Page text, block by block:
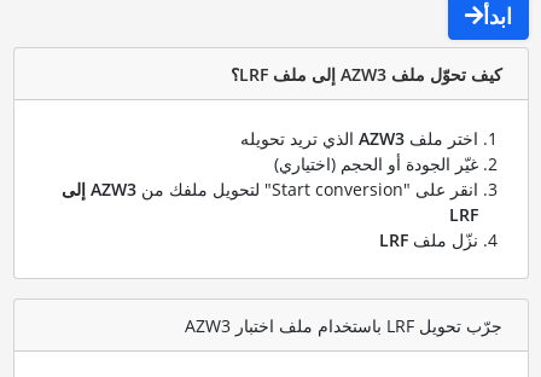
ابدأ
كيف تحوّل ملف AZW3 إلى ملف LRF؟
اختر ملف AZW3الذي تريد تحويله
غيّر الجودة أو الحجم (اختياري)
انقر على "Start conversion" لتحويل ملفك من
AZW3 إلى
LRF
نزّل ملف LRF
جرّب تحويل LRF باستخدام ملف اختبار AZW3